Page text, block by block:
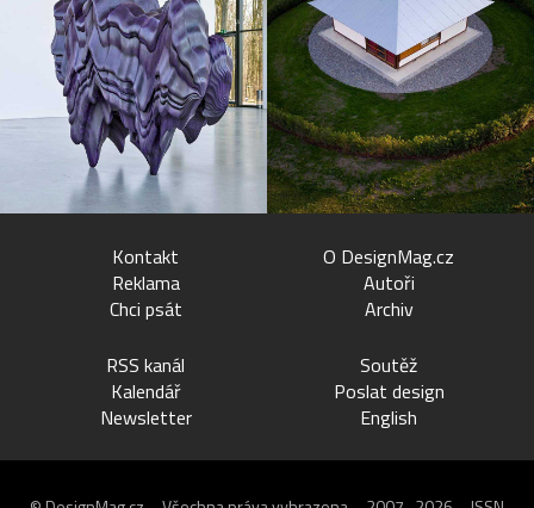
Kontakt
Reklama
Chci psát
O DesignMag.cz
Autoři
Archiv
RSS kanál
Kalendář
Newsletter
Soutěž
Poslat design
English